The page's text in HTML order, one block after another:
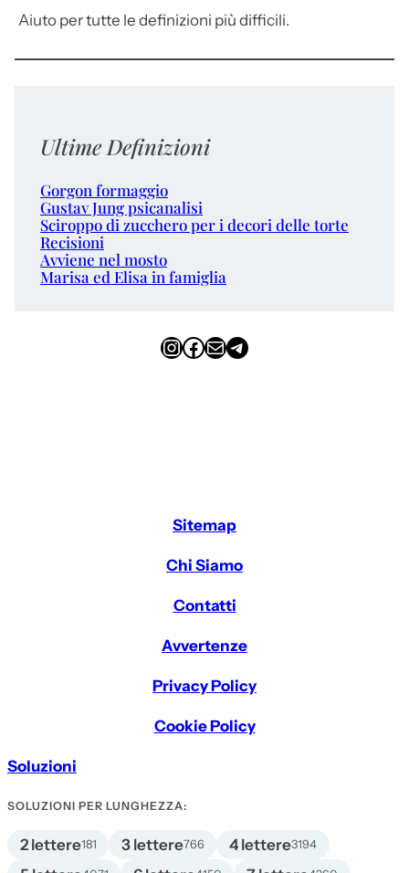
Aiuto per tutte le definizioni più difficili.
Ultime Definizioni
Gorgon formaggio
Gustav Jung psicanalisi
Sciroppo di zucchero per i decori delle torte
Recisioni
Avviene nel mosto
Marisa ed Elisa in famiglia
InstagramFacebook Email Telegram
Sitemap
Chi Siamo
Contatti
Avvertenze
Privacy Policy
Cookie Policy
Soluzioni
SOLUZIONI PER LUNGHEZZA:
2 lettere181 3 lettere766 4 lettere3194